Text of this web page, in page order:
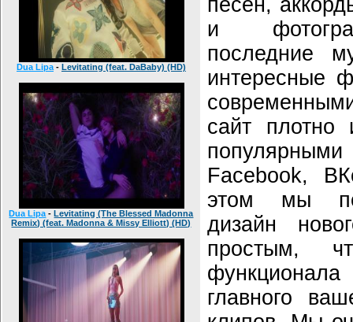
Dua Lipa - Levitating (feat. DaBaby) (HD)
Dua Lipa -Levitating (The Blessed Madonna
Remix) (feat. Madonna & Missy Elliott) (HD)
песен,
и
последние
интересные
сайт плотно
Facebook,
этом мы
дизайн
простым,
главного